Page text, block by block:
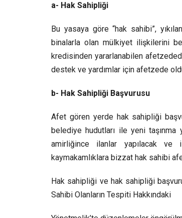
a- Hak Sahipliği
Bu yasaya göre “hak sahibi”,
binalarla olan mülkiyet ilişkilerini
kredisinden yararlanabilen
destek ve yardımlar için afetzede
b- Hak Sahipliği Başvurusu
Afet gören yerde hak sahipliği
belediye hudutları ile yeni
amirliğince ilanlar yapılacak
kaymakamlıklara bizzat hak sahibi
Hak sahipliği ve hak sahipliği
Sahibi Olanların Tespiti Hakkındaki